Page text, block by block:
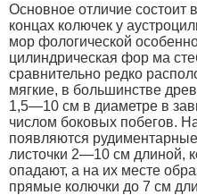
Основное отличие состоит
концах колючек у
мор фологической
цилиндрическая фор ма
сравнительно редко
мягкие, в большинстве
1,5—10 см в диаметре в
числом боковых побегов.
появляются
листочки 2—10 см длиной,
опадают, а на их месте
прямые колючки до 7 см